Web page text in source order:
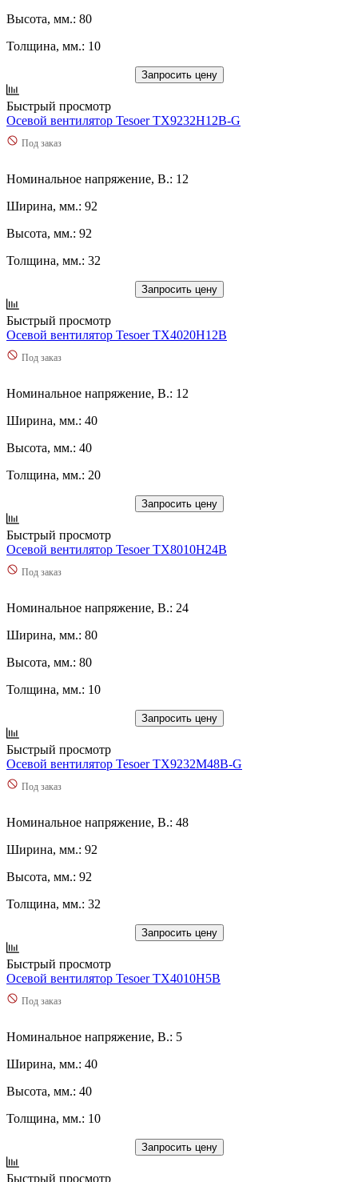
Высота, мм.: 80
Толщина, мм.: 10
Запросить цену
Быстрый просмотр
Осевой вентилятор Tesoer TX9232H12B-G
Под заказ
Номинальное напряжение, В.: 12
Ширина, мм.: 92
Высота, мм.: 92
Толщина, мм.: 32
Запросить цену
Быстрый просмотр
Осевой вентилятор Tesoer TX4020H12B
Под заказ
Номинальное напряжение, В.: 12
Ширина, мм.: 40
Высота, мм.: 40
Толщина, мм.: 20
Запросить цену
Быстрый просмотр
Осевой вентилятор Tesoer TX8010H24B
Под заказ
Номинальное напряжение, В.: 24
Ширина, мм.: 80
Высота, мм.: 80
Толщина, мм.: 10
Запросить цену
Быстрый просмотр
Осевой вентилятор Tesoer TX9232M48B-G
Под заказ
Номинальное напряжение, В.: 48
Ширина, мм.: 92
Высота, мм.: 92
Толщина, мм.: 32
Запросить цену
Быстрый просмотр
Осевой вентилятор Tesoer TX4010H5B
Под заказ
Номинальное напряжение, В.: 5
Ширина, мм.: 40
Высота, мм.: 40
Толщина, мм.: 10
Запросить цену
Быстрый просмотр